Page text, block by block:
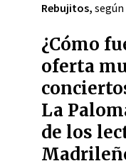
Rebujitos,
¿Cómo
oferta
La
de los